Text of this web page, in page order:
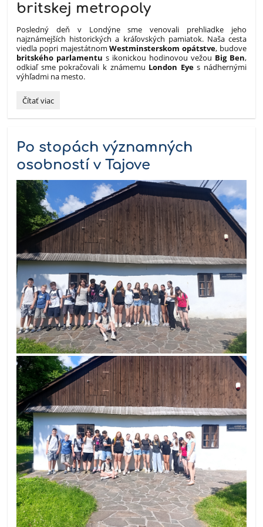
britskej metropoly
Posledný deň v Londýne sme venovali prehliadke jeho
najznámejších historických a kráľovských pamiatok. Naša cesta
viedla popri majestátnomWestminsterskom opátstve, budove
britského parlamentu s ikonickou hodinovou vežou Big Ben,
odkiaľ sme pokračovali k známemu London Eyes nádhernými
výhľadmi na mesto.
Paríž
Londýn
Europapark
III.:
Čítať viac
Po stopách významných
osobností v Tajove